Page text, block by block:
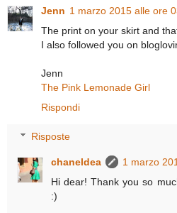
Jenn 1 marzo 2015 alle ore
The print on your skirt and
I also followed you on
Jenn
The Pink Lemonade Girl
Rispondi
Risposte
chaneldea
1 marzo
Hi dear! Thank you so
:)